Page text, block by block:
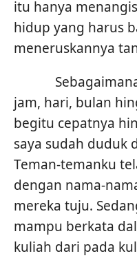
itu hanya
hidup yang harus
meneruskannya
Sebagaimana
jam, hari, bulan
begitu cepatnya
saya sudah duduk
Teman-temanku
dengan nama-
mereka tuju.
mampu berkata
kuliah dari pada